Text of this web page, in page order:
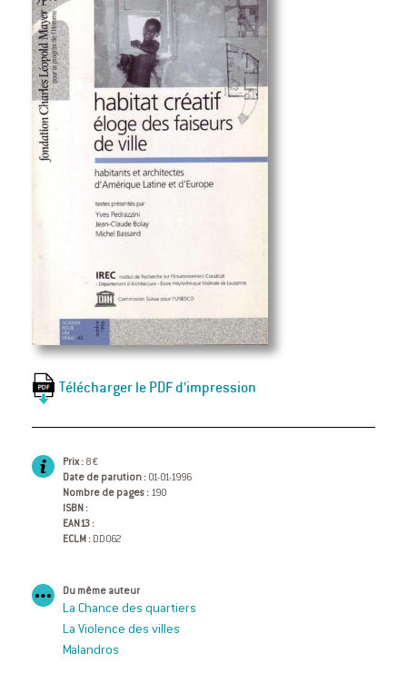
Télécharger le PDF d’impression
Prix : 8 €
Date de parution : 01-01-1996
Nombre de pages : 190
ISBN :
EAN13 :
ECLM : DD062
Du même auteur
La Chance des quartiers
La Violence des villes
Malandros